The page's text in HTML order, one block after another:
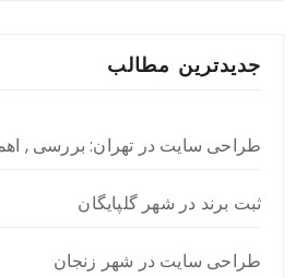
جدیدترین مطالب
طراحی سایت در تهران: بررسی ,
ثبت برند در شهر گلپایگان
طراحی سایت در شهر زنجان